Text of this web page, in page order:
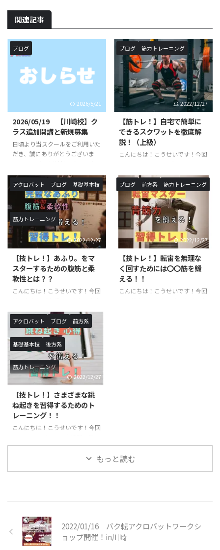
関連記事
ブログ
2026/5/21
2026/05/19 【川崎校】ク
ラス追加開講と新規募集
日頃より当スクールをご利用いた
だき、誠にありがとうございま
追加が決定いたしました。 《対
象校》◯SHOWBUZZ川崎校 毎
週 月曜日、火曜日〈新規追加ク
ラス〉バク転バク宙集中クラス
※小学生以上対象開講日（開講時
間）：月曜日（１６：１０〜１
７：２０）月額受講料 ￥９，９
００−バク転バク宙集中クラス
間）：火曜日（１６：１０〜１
７：２０）月額受講料 ￥９，９
００−アクロバットクラス ※小
学生以上対象開講日（開講時
８：５０ ...
ブログ 筋力トレーニング
2022/12/27
【筋トレ！】自宅で簡単に
できるスクワットを徹底解
説！（上級）
こんにちは！こうせいです！今回
です。以前ご紹介したスクワット
トレーニング中級の続編です！ス
クワットの名前を聞いたことや、
実際に行った事がある方も多いと
思います。本記事では、スクワッ
トにおける意識・正しい方法・上
級程度のレパートリーをご紹介し
ていきます！ スクワットと
と、上半身を垂直に伸ばしたまま
行う膝の屈伸運動です。一日に数
えきれないほど椅子に座ったり・
立ったりを行なっていますが、こ
アクロバット ブログ 基礎基本技
筋力トレーニング
2022/12/27
【技トレ！】あふり。をマ
スターするための腹筋と柔
軟性とは？？
こんにちは！こうせいです！今回
けの記事になります。あふりは、
基本技を行うにあたって必要な体
の使い方になります。ロンダート
やバク転などを行う際に必須にな
るので、習得したい方や技の熟練
度を上げたい方は必見の記事にな
ります！ あふりとは？？ あふり
は聞き慣れないワードだと思いま
やロンダートを行う際によく使わ
れます。身体をバネのようにして
着手した手の方向に足を入れ込む
動作のことを言います。ジャンプ
手したら一気に足を地面の方向 ...
ブログ 前方系 筋力トレーニング
2022/12/27
【技トレ！】転宙を無理な
く回すためには〇〇筋を鍛
える！！
こんにちは！こうせいです！今回
用されているのをよく目にします
...
アクロバット ブログ 前方系
基礎基本技 後方系
筋力トレーニング
2022/12/27
【技トレ！】さまざまな跳
ね起きを習得するためのト
レーニング！！
こんにちは！こうせいです！今回
起きに関するトレーニングのご紹
介です。さまざまな跳ね起きの種
やアクロバットを用いる競技の中
で利用されることの多い技で、技
の形としては前方系の技に分類さ
れます。マットや床、地面で行わ
もっと読む
2022/01/16 バク転アクロバットワークシ
ョップ開催！in川崎